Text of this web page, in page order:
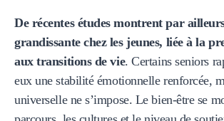
De récentes études montrent par
grandissante chez les jeunes, liée à la
aux transitions de vie. Certains seniors
eux une stabilité émotionnelle renforcée,
universelle ne s’impose. Le bien-être se